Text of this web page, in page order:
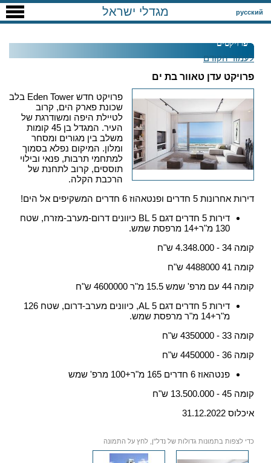
русский מגדלי ישראל
פרויקטים
לעמוד הקודם
פרויקט עדן טאוור בת ים
פרויקט חדש Eden Tower בלב
שכונת פארק הים, קרוב
לטיילת היפה ומשודרגת של
העיר. המגדל בן 45 קומות
משלב בין מגורים ומסחר
ומלון. המיקום נפלא בסמוך
למתחמי תרבות, פנאי ובילוי
תוססים, קרוב לתחנת של
הרכבת הקלה.
דירות אחרונות 5 חדרים ופנטאהוז 6 חדרים המשקיפים אל הים!
דירות 5 חדרים דגם 5 BL כיוונים דרום-מערב-מזרח, שטח
130 מ"ר+14 מרפסת שמש.
קומה 34 - 4.348.000 ש"ח
קומה 41 4488000 ש"ח
קומה 44 עם מרפ' שמש 15.5 מ"ר 4600000 ש"ח
דירות 5 חדרים דגם 5 AL, כיוונים מערב-דרום, שטח 126
מ"ר+14 מ"ר מרפסת שמש.
קומה 33 - 4350000 ש"ח
קומה 36 - 4450000 ש"ח
פנטהאוז 6 חדרים 165 מ"ר+100 מרפ' שמש
קומה 45 - 13.500.000 ש"ח
איכלוס 31.12.2022
כדי לצפות בתמונות גדולות של נדל"ן, לחץ על התמונה